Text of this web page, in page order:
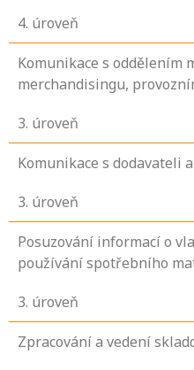
4. úroveň
Komunikace s oddělením
merchandisingu,
3. úroveň
Komunikace s dodavateli
3. úroveň
Posuzování informací o
používání spotřebního
3. úroveň
Zpracování a vedení